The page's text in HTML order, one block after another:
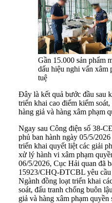
Gần 15.000 sản phẩm
dấu hiệu nghi vấn xâm
tuệ
Đây là kết quả bước đầu sau
triển khai cao điểm kiểm
hàng giả và hàng xâm phạm
Ngay sau Công điện số 38-
phủ ban hành ngày 05/5/
triển khai quyết liệt các giải
xử lý hành vi xâm phạm
06/5/2026, Cục Hải quan đã
15923/CHQ-ĐTCBL yêu cầu
Ngành đồng loạt triển khai
soát, đấu tranh chống buôn
giả và hàng xâm phạm quyền